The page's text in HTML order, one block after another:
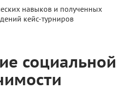
навыков и полученных
кейс-турниров
социальной